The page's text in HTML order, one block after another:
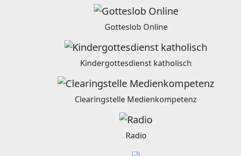
Gotteslob Online
Kindergottesdienst katholisch
Clearingstelle Medienkompetenz
Radio